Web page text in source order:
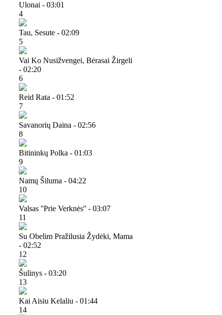
Ulonai - 03:01
4
Tau, Sesute - 02:09
5
Vai Ko Nusižvengei, Bėrasai Žirgeli
- 02:20
6
Reid Rata - 01:52
7
Savanorių Daina - 02:56
8
Bitininkų Polka - 01:03
9
Namų Šiluma - 04:22
10
Valsas ''prie Verknės'' - 03:07
11
Su Obelim Pražilusia Žydėki, Mama
- 02:52
12
Šulinys - 03:20
13
Kai Aisiu Kelaliu - 01:44
14